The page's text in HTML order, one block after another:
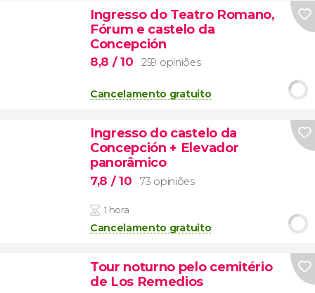
Ingresso do Teatro Romano,
Fórum e castelo da
Concepción
8,8 / 10 259 opiniões
Cancelamento gratuito
Ingresso do castelo da
Concepción + Elevador
panorâmico
7,8 / 10 73 opiniões
1 hora
Cancelamento gratuito
Tour noturno pelo cemitério
de Los Remedios